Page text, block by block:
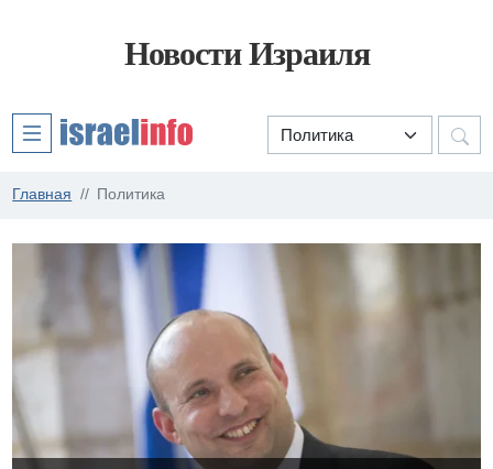
Новости Израиля
Главная Политика